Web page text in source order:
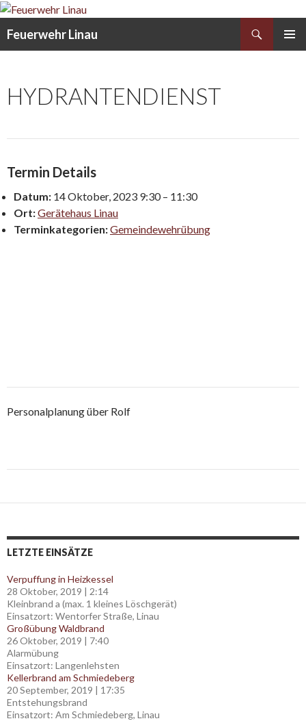
Feuerwehr Linau
HYDRANTENDIENST
Termin Details
Datum: 14 Oktober, 2023 9:30– 11:30
Ort:Gerätehaus Linau
Terminkategorien:Gemeindewehrübung
Personalplanung über Rolf
navigation
LETZTE EINSÄTZE
Verpuffung in Heizkessel
28 Oktober, 2019 | 2:14
Kleinbrand a (max. 1 kleines Löschgerät)
Einsatzort: Wentorfer Straße, Linau
Großübung Waldbrand
26 Oktober, 2019 | 7:40
Alarmübung
Einsatzort: Langenlehsten
Kellerbrand am Schmiedeberg
20 September, 2019 | 17:35
Entstehungsbrand
Einsatzort: Am Schmiedeberg, Linau